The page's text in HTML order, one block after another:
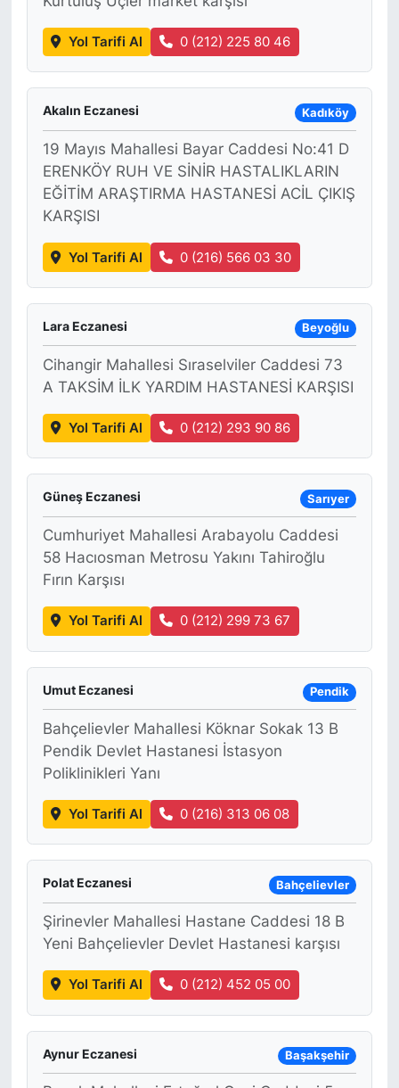
Yol Tarifi Al 0 (212) 225 80 46
Akalın Eczanesi Kadıköy
19 Mayıs Mahallesi Bayar Caddesi No:41 D
ERENKÖY RUH VE SİNİR HASTALIKLARIN
EĞİTİM ARAŞTIRMA HASTANESİ ACİL ÇIKIŞ
KARŞISI
Yol Tarifi Al 0 (216) 566 03 30
Lara Eczanesi Beyoğlu
Cihangir Mahallesi Sıraselviler Caddesi 73
A TAKSİM İLK YARDIM HASTANESİ KARŞISI
Yol Tarifi Al 0 (212) 293 90 86
Güneş Eczanesi Sarıyer
Cumhuriyet Mahallesi Arabayolu Caddesi
58 Hacıosman Metrosu Yakını Tahiroğlu
Fırın Karşısı
Yol Tarifi Al 0 (212) 299 73 67
Umut Eczanesi Pendik
Bahçelievler Mahallesi Köknar Sokak 13 B
Pendik Devlet Hastanesi İstasyon
Poliklinikleri Yanı
Yol Tarifi Al 0 (216) 313 06 08
Polat Eczanesi Bahçelievler
Şirinevler Mahallesi Hastane Caddesi 18 B
Yeni Bahçelievler Devlet Hastanesi karşısı
Yol Tarifi Al 0 (212) 452 05 00
Aynur Eczanesi Başakşehir